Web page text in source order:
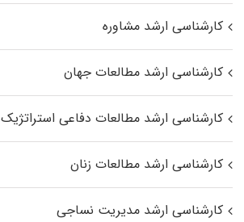
کارشناسی ارشد مشاوره
کارشناسی ارشد مطالعات جهان
کارشناسی ارشد مطالعات دفاعی استراتژیک
کارشناسی ارشد مطالعات زنان
کارشناسی ارشد مدیریت نساجی